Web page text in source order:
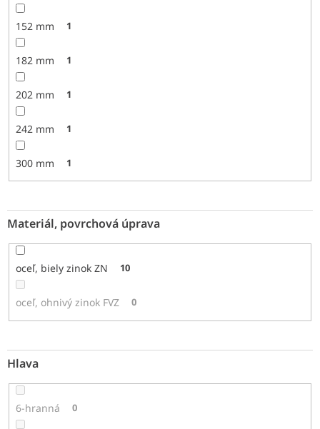
152 mm 1
182 mm 1
202 mm 1
242 mm 1
300 mm 1
Materiál, povrchová úprava
oceľ, biely zinok ZN 10
oceľ, ohnivý zinok FVZ 0
Hlava
6-hranná 0